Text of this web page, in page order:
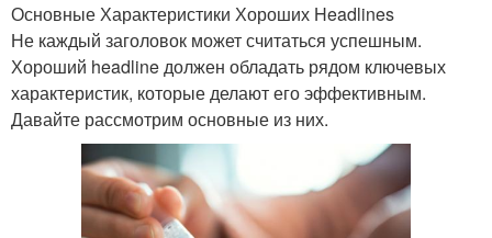
Основные Характеристики Хороших Headlines
Не каждый заголовок может считаться успешным.
Хороший headline должен обладать рядом ключевых
характеристик, которые делают его эффективным.
Давайте рассмотрим основные из них.